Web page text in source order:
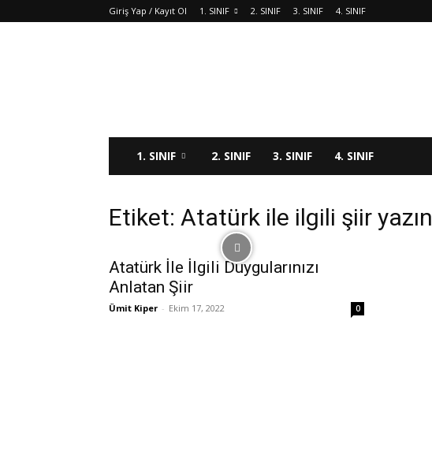
Giriş Yap / Kayıt Ol 1. SINIF 2. SINIF 3. SINIF 4. SINIF
1. SINIF 2. SINIF 3. SINIF 4. SINIF
Etiket: Atatürk ile ilgili şiir yazın
Atatürk İle İlgili Duygularınızı
Anlatan Şiir
Ümit Kiper - Ekim 17, 2022 0